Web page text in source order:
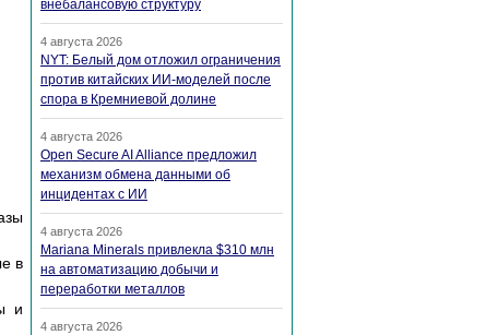
в
и
внебалансовую структуру
4 августа 2026
NYT: Белый дом отложил ограничения
против китайских ИИ-моделей после
спора в Кремниевой долине
4 августа 2026
Open Secure AI Alliance предложил
механизм обмена данными об
инцидентах с ИИ
4 августа 2026
Mariana Minerals привлекла $310 млн
на автоматизацию добычи и
переработки металлов
4 августа 2026